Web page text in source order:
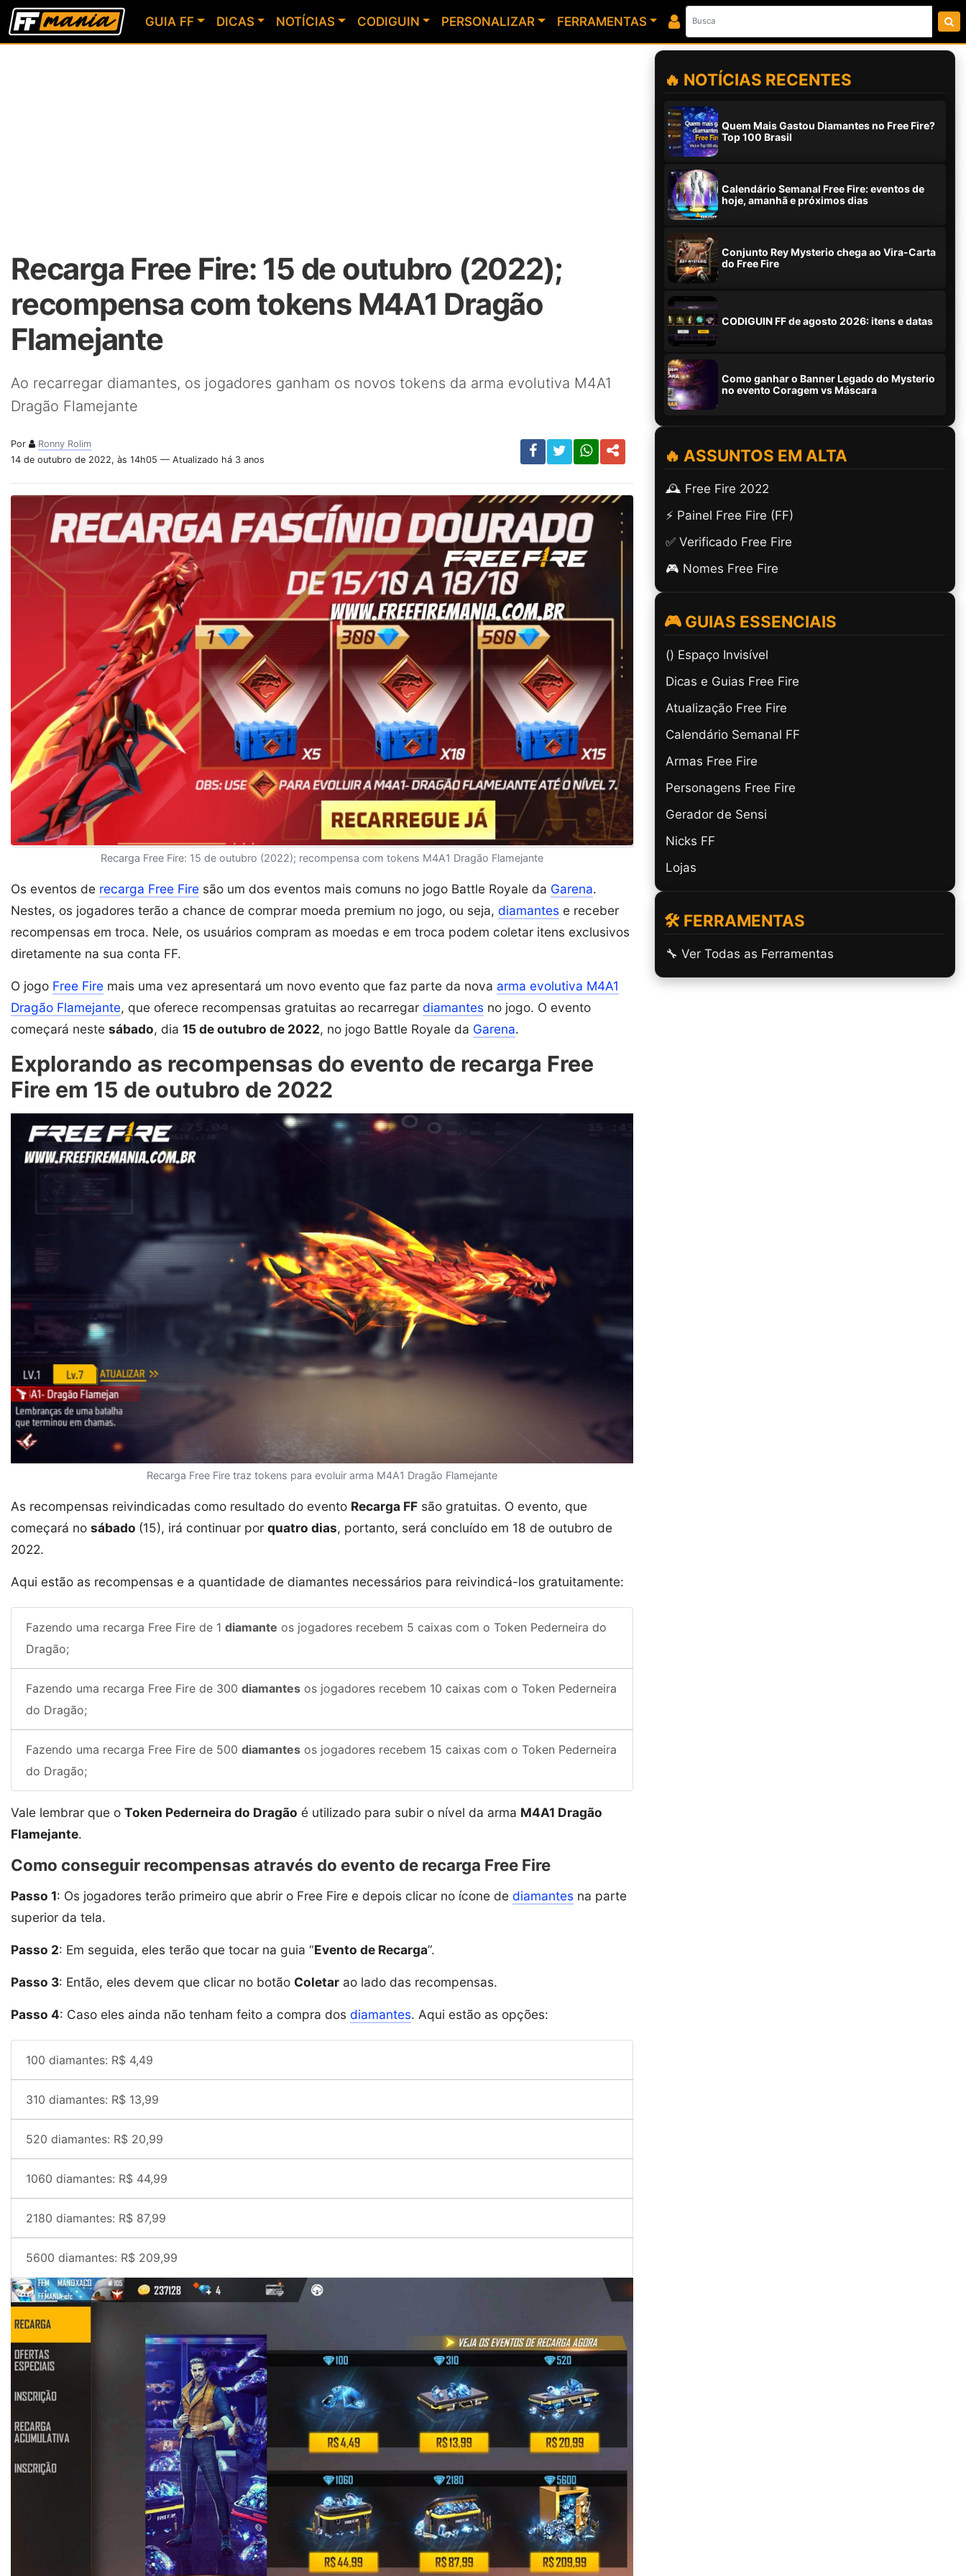
GUIA FF DICAS NOTÍCIAS CODIGUIN PERSONALIZAR FERRAMENTAS
Recarga Free Fire: 15 de outubro (2022);
recompensa com tokens M4A1 Dragão
Flamejante
Ao recarregar diamantes, os jogadores ganham os novos tokens da arma evolutiva M4A1
Dragão Flamejante
Por
Ronny Rolim
14 de outubro de 2022, às 14h05 — Atualizado há 3 anos
Recarga Free Fire: 15 de outubro (2022); recompensa com tokens M4A1 Dragão Flamejante
Os eventos de recarga Free Fire são um dos eventos mais comuns no jogo Battle Royale da Garena.
Nestes, os jogadores terão a chance de comprar moeda premium no jogo, ou seja, diamantes e receber
recompensas em troca. Nele, os usuários compram as moedas e em troca podem coletar itens exclusivos
diretamente na sua conta FF.
O jogo Free Fire mais uma vez apresentará um novo evento que faz parte da nova arma evolutiva M4A1
Dragão Flamejante, que oferece recompensas gratuitas ao recarregar diamantes no jogo. O evento
começará neste sábado, dia 15 de outubro de 2022, no jogo Battle Royale da Garena.
Explorando as recompensas do evento de recarga Free
Fire em 15 de outubro de 2022
Recarga Free Fire traz tokens para evoluir arma M4A1 Dragão Flamejante
As recompensas reivindicadas como resultado do evento Recarga FF são gratuitas. O evento, que
começará no sábado (15), irá continuar por quatro dias, portanto, será concluído em 18 de outubro de
2022.
Aqui estão as recompensas e a quantidade de diamantes necessários para reivindicá-los gratuitamente:
Fazendo uma recarga Free Fire de 1 diamante os jogadores recebem 5 caixas com o Token Pederneira do
Dragão;
Fazendo uma recarga Free Fire de 300 diamantes os jogadores recebem 10 caixas com o Token Pederneira
do Dragão;
Fazendo uma recarga Free Fire de 500 diamantes os jogadores recebem 15 caixas com o Token Pederneira
do Dragão;
Vale lembrar que o Token Pederneira do Dragão é utilizado para subir o nível da arma M4A1 Dragão
Flamejante.
Como conseguir recompensas através do evento de recarga Free Fire
Passo 1: Os jogadores terão primeiro que abrir o Free Fire e depois clicar no ícone de diamantes na parte
superior da tela.
Passo 2: Em seguida, eles terão que tocar na guia “Evento de Recarga”.
Passo 3: Então, eles devem que clicar no botão Coletar ao lado das recompensas.
Passo 4: Caso eles ainda não tenham feito a compra dos diamantes. Aqui estão as opções:
100 diamantes: R$ 4,49
310 diamantes: R$ 13,99
520 diamantes: R$ 20,99
1060 diamantes: R$ 44,99
2180 diamantes: R$ 87,99
5600 diamantes: R$ 209,99
🔥 NOTÍCIAS RECENTES
Quem Mais Gastou Diamantes no Free Fire?
Top 100 Brasil
Calendário Semanal Free Fire: eventos de
hoje, amanhã e próximos dias
Conjunto Rey Mysterio chega ao Vira-Carta
do Free Fire
CODIGUIN FF de agosto 2026: itens e datas
Como ganhar o Banner Legado do Mysterio
no evento Coragem vs Máscara
🔥 ASSUNTOS EM ALTA
🕰️ Free Fire 2022
⚡ Painel Free Fire (FF)
✅ Verificado Free Fire
🎮 Nomes Free Fire
🎮 GUIAS ESSENCIAIS
(ㅤ) Espaço Invisível
Dicas e Guias Free Fire
Atualização Free Fire
Calendário Semanal FF
Armas Free Fire
Personagens Free Fire
Gerador de Sensi
Nicks FF
Lojas
🛠️ FERRAMENTAS
🔧 Ver Todas as Ferramentas